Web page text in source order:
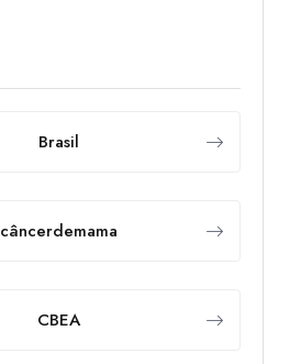
Brasil
câncerdemama
CBEA